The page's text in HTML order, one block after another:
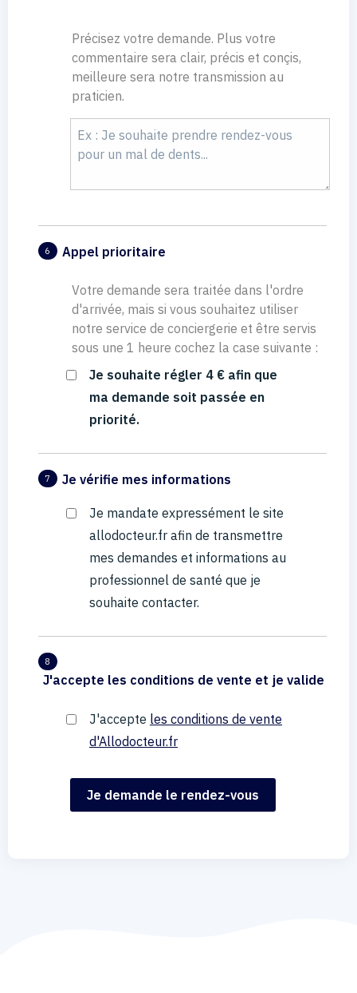
Précisez votre demande. Plus votre
commentaire sera clair, précis et conçis,
meilleure sera notre transmission au
praticien.
6 Appel prioritaire
Votre demande sera traitée dans l'ordre
d'arrivée, mais si vous souhaitez utiliser
notre service de conciergerie et être servis
sous une 1 heure cochez la case suivante :
Je souhaite régler 4 € afin que
ma demande soit passée en
priorité.
7 Je vérifie mes informations
Je mandate expressément le site
allodocteur.fr afin de transmettre
mes demandes et informations au
professionnel de santé que je
souhaite contacter.
8
J'accepte les conditions de vente et je valide
J'accepte les conditions de vente
d'Allodocteur.fr